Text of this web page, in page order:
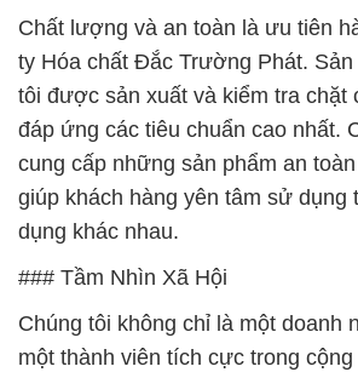
Chất lượng và an toàn là ưu tiên
ty Hóa chất Đắc Trường Phát. Sản
tôi được sản xuất và kiểm tra chặt
đáp ứng các tiêu chuẩn cao nhất.
cung cấp những sản phẩm an
giúp khách hàng yên tâm sử dụng
dụng khác nhau.
### Tầm Nhìn Xã Hội
Chúng tôi không chỉ là một doanh
một thành viên tích cực trong